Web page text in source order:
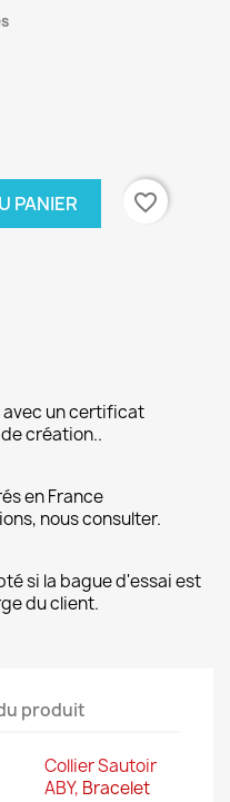
PANIER favorite_border
avec un certificat
création..
en France
nous consulter.
si la bague d'essai est
du client.
produit
Collier Sautoir
ABY, Bracelet